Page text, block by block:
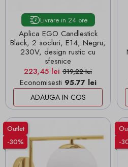
Livrare in 24 ore
Aplica EGO Candlestick
Black, 2 socluri, E14, Negru,
230V, design rustic cu
sfesnice
Pret
223,45 lei Pret de baza
319,22 lei
Economisesti 95.77 lei
ADAUGA IN COS
Outlet
-30%
-